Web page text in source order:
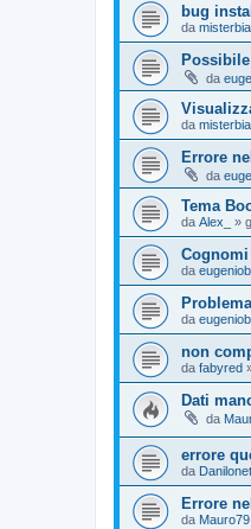
bug
da
da
da
Errore
da
Tema
da Alex_ »
da eugeniob
da eugeniob
non
da fabyred
Dati
da
errore
da Danilonet
Errore
da Mauro79